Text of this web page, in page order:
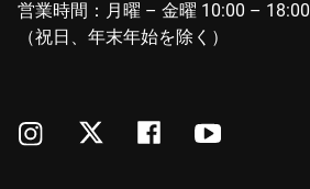
営業時間：月曜 – 金曜 10:00 – 18:00
（祝日、年末年始を除く）